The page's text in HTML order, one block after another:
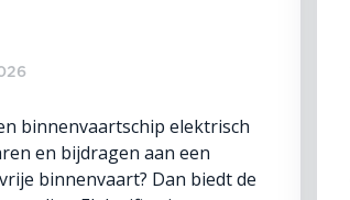
binnenvaartschip elektrisch
en bijdragen aan een
binnenvaart? Dan biedt de